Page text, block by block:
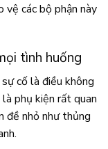
vệ các bộ phận này
tình huống
cố là điều không
phụ kiện rất quan
đề nhỏ như thủng